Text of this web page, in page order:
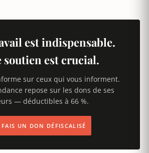
est indispensable.
soutien est crucial.
sur ceux qui vous informent.
repose sur les dons de ses
— déductibles à 66 %.
FAIS UN DON DÉFISCALISÉ